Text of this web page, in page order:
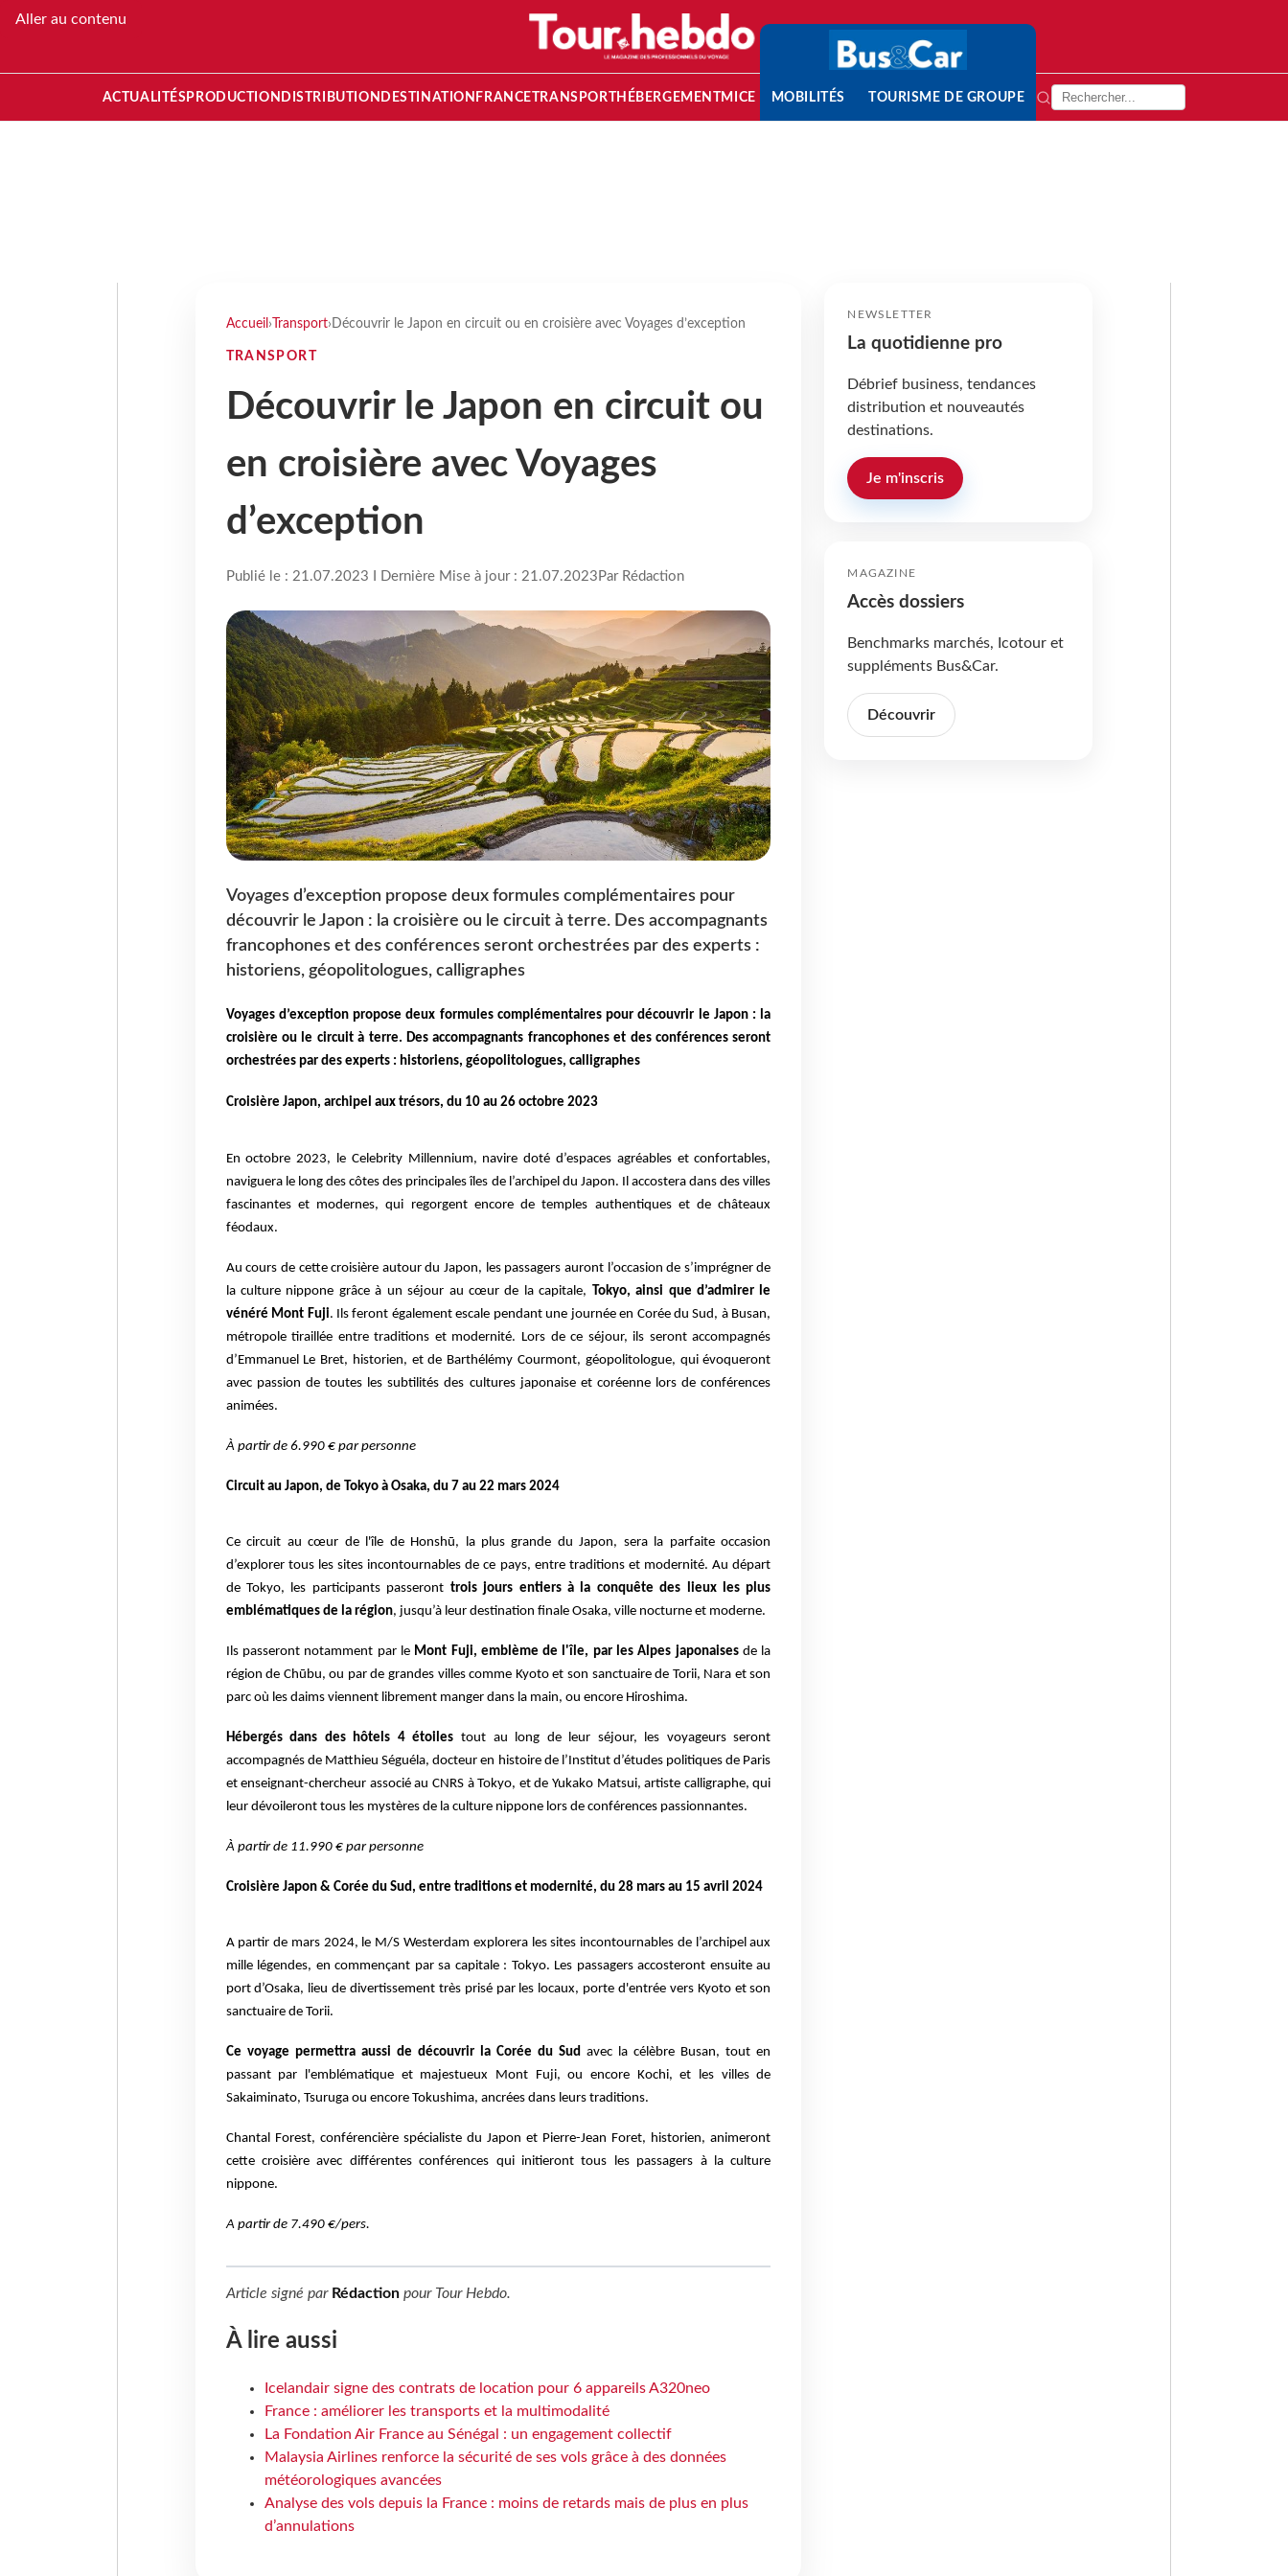
Aller au contenu
ACTUALITÉS PRODUCTION DISTRIBUTION DESTINATION FRANCETRANSPORT HÉBERGEMENTMICE MOBILITÉS TOURISME DE GROUPE
Accueil › Transport› Découvrir le Japon en circuit ou en croisière avec Voyages d’exception
TRANSPORT
Découvrir le Japon en circuit ou
en croisière avec Voyages
d’exception
Publié le : 21.07.2023 I Dernière Mise à jour : 21.07.2023 Par Rédaction
Voyages d’exception propose deux formules complémentaires pour
découvrir le Japon : la croisière ou le circuit à terre. Des accompagnants
francophones et des conférences seront orchestrées par des experts :
historiens, géopolitologues, calligraphes
Voyages d’exception propose deux formules complémentaires pour découvrir le Japon : la
croisière ou le circuit à terre. Des accompagnants francophones et des conférences seront
orchestrées par des experts : historiens, géopolitologues, calligraphes
Croisière Japon, archipel aux trésors, du 10 au 26 octobre 2023
En octobre 2023, le Celebrity Millennium, navire doté d’espaces agréables et confortables,
naviguera le long des côtes des principales îles de l’archipel du Japon. Il accostera dans des villes
fascinantes et modernes, qui regorgent encore de temples authentiques et de châteaux
féodaux.
Au cours de cette croisière autour du Japon, les passagers auront l’occasion de s’imprégner de
la culture nippone grâce à un séjour au cœur de la capitale, Tokyo, ainsi que d’admirer le
vénéré Mont Fuji. Ils feront également escale pendant une journée en Corée du Sud, à Busan,
métropole tiraillée entre traditions et modernité. Lors de ce séjour, ils seront accompagnés
d’Emmanuel Le Bret, historien, et de Barthélémy Courmont, géopolitologue, qui évoqueront
avec passion de toutes les subtilités des cultures japonaise et coréenne lors de conférences
animées.
À partir de 6.990 € par personne
Circuit au Japon, de Tokyo à Osaka, du 7 au 22 mars 2024
Ce circuit au cœur de l'île de Honshū, la plus grande du Japon, sera la parfaite occasion
d’explorer tous les sites incontournables de ce pays, entre traditions et modernité. Au départ
de Tokyo, les participants passeront trois jours entiers à la conquête des lieux les plus
emblématiques de la région, jusqu’à leur destination finale Osaka, ville nocturne et moderne.
Ils passeront notamment par leMont Fuji, emblème de l'île, par les Alpes japonaisesde la
région de Chūbu, ou par de grandes villes comme Kyoto et son sanctuaire de Torii, Nara et son
parc où les daims viennent librement manger dans la main, ou encore Hiroshima.
Hébergés dans des hôtels 4 étoiles tout au long de leur séjour, les voyageurs seront
accompagnés de Matthieu Séguéla, docteur en histoire de l’Institut d’études politiques de Paris
et enseignant-chercheur associé au CNRS à Tokyo, et de Yukako Matsui, artiste calligraphe, qui
leur dévoileront tous les mystères de la culture nippone lors de conférences passionnantes.
À partir de 11.990 € par personne
Croisière Japon & Corée du Sud, entre traditions et modernité, du 28 mars au 15 avril 2024
A partir de mars 2024, le M/S Westerdam explorera les sites incontournables de l’archipel aux
mille légendes, en commençant par sa capitale : Tokyo. Les passagers accosteront ensuite au
port d’Osaka, lieu de divertissement très prisé par les locaux, porte d'entrée vers Kyoto et son
sanctuaire de Torii.
Ce voyage permettra aussi de découvrir la Corée du Sudavec la célèbre Busan, tout en
passant par l'emblématique et majestueux Mont Fuji, ou encore Kochi, et les villes de
Sakaiminato, Tsuruga ou encore Tokushima, ancrées dans leurs traditions.
Chantal Forest, conférencière spécialiste du Japon et Pierre-Jean Foret, historien, animeront
cette croisière avec différentes conférences qui initieront tous les passagers à la culture
nippone.
A partir de 7.490 €/pers.
Article signé par Rédactionpour Tour Hebdo.
À lire aussi
Icelandair signe des contrats de location pour 6 appareils A320neo
France : améliorer les transports et la multimodalité
La Fondation Air France au Sénégal : un engagement collectif
Malaysia Airlines renforce la sécurité de ses vols grâce à des données
météorologiques avancées
Analyse des vols depuis la France : moins de retards mais de plus en plus
d’annulations
NEWSLETTER
La quotidienne pro
Débrief business, tendances
distribution et nouveautés
destinations.
Je m'inscris
MAGAZINE
Accès dossiers
Benchmarks marchés, Icotour et
suppléments Bus&Car.
Découvrir